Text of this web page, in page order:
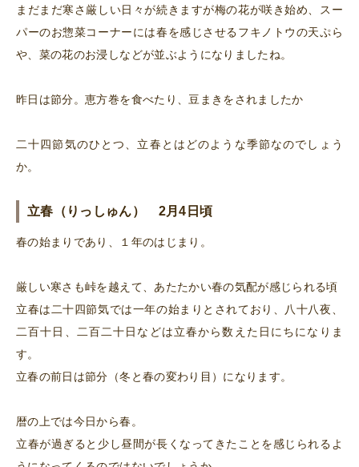
まだまだ寒さ厳しい日々が続きますが梅の花が咲き始め、スー
パーのお惣菜コーナーには春を感じさせるフキノトウの天ぷら
や、菜の花のお浸しなどが並ぶようになりましたね。
昨日は節分。恵方巻を食べたり、豆まきをされましたか
二十四節気のひとつ、立春とはどのような季節なのでしょう
か。
立春（りっしゅん） 2月4日頃
春の始まりであり、１年のはじまり。
厳しい寒さも峠を越えて、あたたかい春の気配が感じられる頃
立春は二十四節気では一年の始まりとされており、八十八夜、
二百十日、二百二十日などは立春から数えた日にちになりま
す。
立春の前日は節分（冬と春の変わり目）になります。
暦の上では今日から春。
立春が過ぎると少し昼間が長くなってきたことを感じられるよ